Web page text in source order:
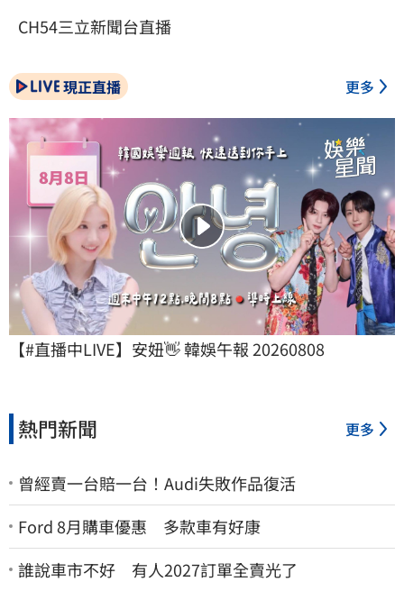
CH54三立新聞台直播
現正直播 更多
【#直播中LIVE】安妞👋 韓娛午報 20260808
熱門新聞 更多
曾經賣一台賠一台！Audi失敗作品復活
Ford 8月購車優惠 多款車有好康
誰說車市不好 有人2027訂單全賣光了